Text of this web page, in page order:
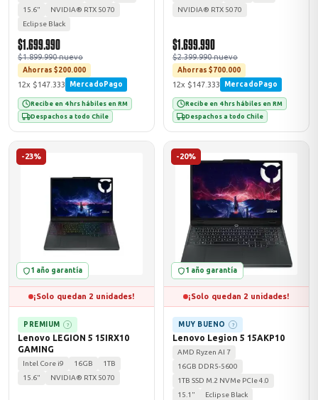
15.6"
NVIDIA® RTX 5070
Eclipse Black
$1.699.990
$1.899.990 nuevo
Ahorras $200.000
12x $147.333 MercadoPago
Recibe en 4 hrs hábiles en RM
Despachos a todo Chile
NVIDIA® RTX 5070
$1.699.990
$2.399.990 nuevo
Ahorras $700.000
12x $147.333 MercadoPago
Recibe en 4 hrs hábiles en RM
Despachos a todo Chile
-23%
1 año garantía
¡Solo quedan 2 unidades!
PREMIUM ?
Lenovo LEGION 5 15IRX10
GAMING
Intel Core i9 16GB
1TB
15.6"
NVIDIA® RTX 5070
-20%
1 año garantía
¡Solo quedan 2 unidades!
MUY BUENO ?
Lenovo Legion 5 15AKP10
AMD Ryzen AI 7
16GB DDR5-5600
1TB SSD M.2 NVMe PCIe 4.0
15.1"
Eclipse Black